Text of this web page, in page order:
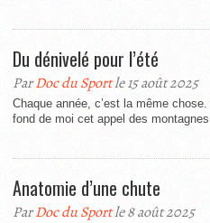
Du dénivelé pour l’été
ParDoc du Sportle 15 août 2025
Chaque année, c’est la même
fond de moi cet appel des
Anatomie d’une chute
ParDoc du Sportle 8 août 2025